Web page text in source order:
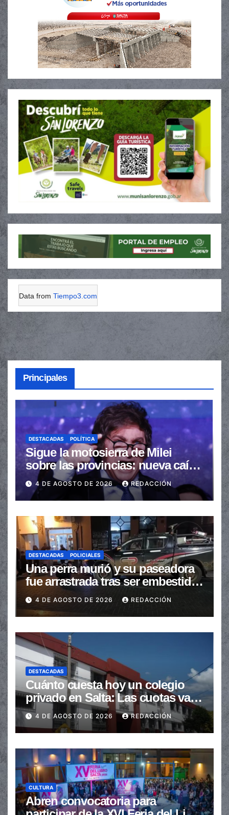
Data from Tiempo3.com
Principales
DESTACADAS POLÍTICA
Sigue la motosierra de Milei
sobre las provincias: nueva caída
de las transferencias no
automáticas
4 DE AGOSTO DE 2026 REDACCIÓN
DESTACADAS POLICIALES
Una perra murió y su paseadora
fue arrastrada tras ser embestidas
en la senda peatonal
4 DE AGOSTO DE 2026 REDACCIÓN
DESTACADAS
Cuánto cuesta hoy un colegio
privado en Salta: Las cuotas van
de $110.000 a más de $600.000
4 DE AGOSTO DE 2026 REDACCIÓN
CULTURA
Abren convocatoria para